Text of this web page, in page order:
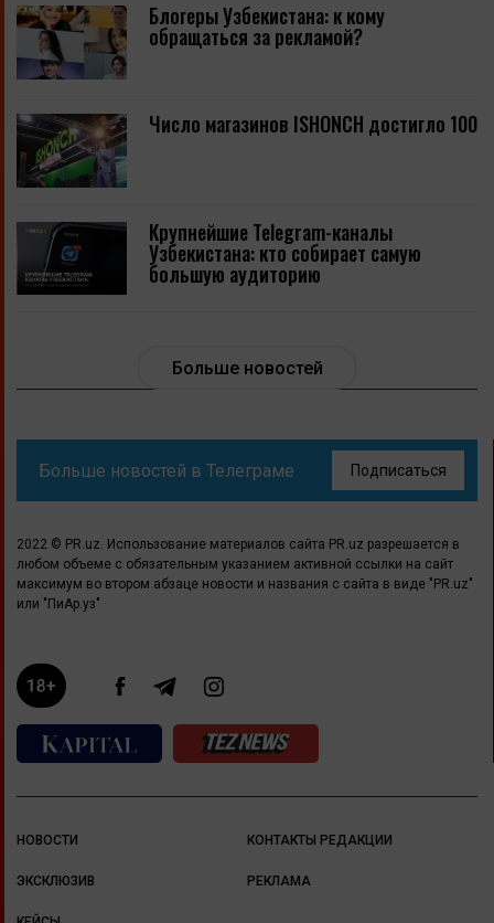
Блогеры Узбекистана: к кому
обращаться за рекламой?
Число магазинов ISHONCH достигло 100
Крупнейшие Telegram-каналы
Узбекистана: кто собирает самую
большую аудиторию
Больше новостей
Больше новостей в Телеграме Подписаться
2022 © PR.uz. Использование материалов сайта PR.uz разрешается в
любом объеме с обязательным указанием активной ссылки на сайт
максимум во втором абзаце новости и названия с сайта в виде "PR.uz"
или "ПиАр.уз"
НОВОСТИ
ЭКСКЛЮЗИВ
КОНТАКТЫ РЕДАКЦИИ
РЕКЛАМА